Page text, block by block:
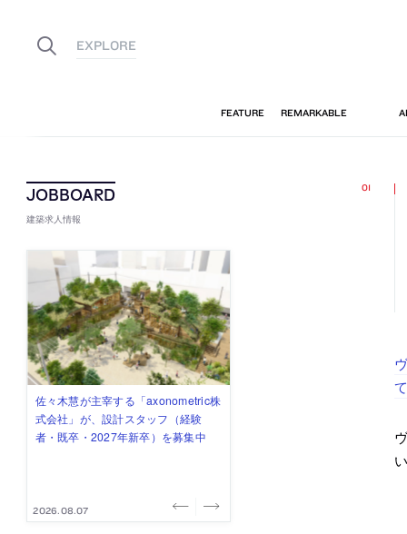
建築求人情報
佐々木慧が主宰する「axonometric株
式会社」が、設計スタッフ（経験
者・既卒・2027年新卒）を募集中
2026.08.07
古民家を軸に全国で“価値循環の仕組
み”を作り、リモートワーク主体の働
き方を実践する「株式会社つぎと」
2026.08.03
リノベる株式会社が、設計パートナ
ー (業務委託) を募集中
2026.08.03
社会への影響力のある建築を手掛
け、スタッフ同士で助け合う環境づ
くりも行う「E.A.S.T.architects」
2026.07.31
代官山を拠点に活動する「梅澤竜也 /
ALA INC.」が、設計スタッフ・アル
バイト・事務職を募集中
2026.07.30